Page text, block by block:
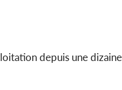
depuis une